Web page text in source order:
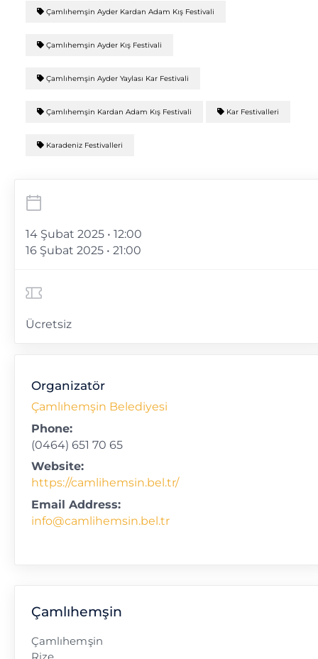
Çamlıhemşin Ayder Kardan Adam Kış Festivali
Çamlıhemşin Ayder Kış Festivali
Çamlıhemşin Ayder Yaylası Kar Festivali
Çamlıhemşin Kardan Adam Kış Festivali Kar Festivalleri
Karadeniz Festivalleri
14 Şubat 2025 • 12:00
16 Şubat 2025 • 21:00
Ücretsiz
Organizatör
Çamlıhemşin Belediyesi
Phone:
(0464) 651 70 65
Website:
https://camlihemsin.bel.tr/
Email Address:
info@camlihemsin.bel.tr
Çamlıhemşin
Çamlıhemşin